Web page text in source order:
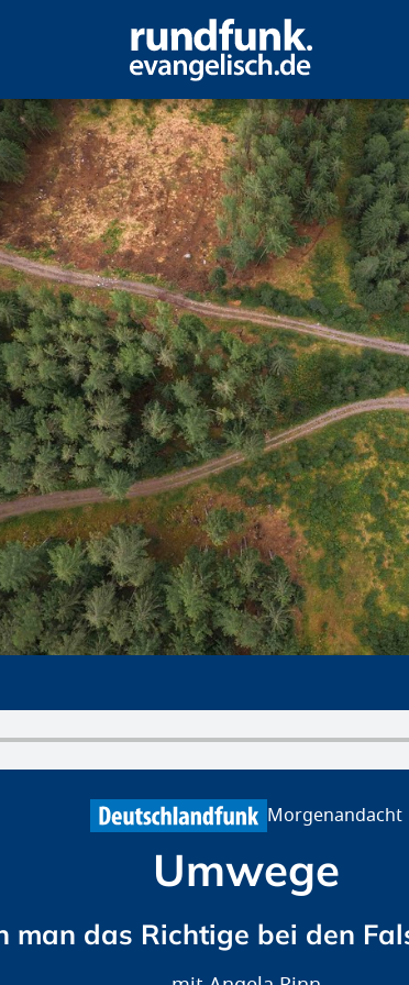
Morgenandacht
Umwege
man das Richtige bei den